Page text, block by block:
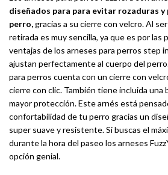
diseñados para para evitar rozaduras y
perro,gracias a su cierre con velcro. Al ser
retirada es muy sencilla, ya que es por las
ventajas de los arneses para perros step
ajustan perfectamente al cuerpo del
para perros cuenta con un cierre con
cierre con clic. También tiene incluida
mayor protección. Este arnés está
confortabilidad de tu perro gracias un
super suave y resistente. Si buscas el
durante la hora del paseo los arneses
opción genial.